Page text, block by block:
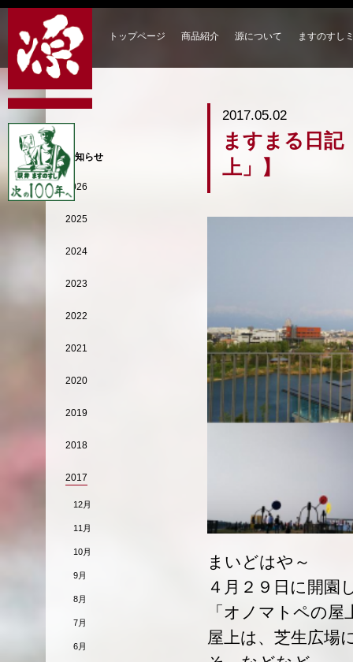
トップページ 商品紹介 源について ますのすし
2017.05.02
ますまる日記
上」】
まいどはや～
４月２９日に開園
「オノマトペの
屋上は、芝生広場
お知らせ
2026
2025
2024
2023
2022
2021
2020
2019
2018
2017
12月
11月
10月
9月
8月
7月
6月